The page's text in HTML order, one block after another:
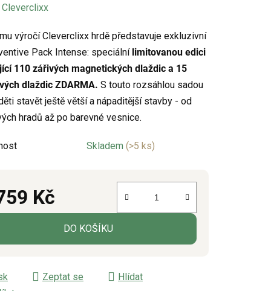
Cleverclixx
výročí Cleverclixx hrdě představuje exkluzivní
Pack Intense: speciální limitovanou edici
110 zářivých magnetických dlaždic a 15
dlaždic ZDARMA. S touto rozsáhlou sadou
stavět ještě větší a nápaditější stavby - od
hradů až po barevné vesnice.
Skladem (>5 ks)
Kč
cena:
DO KOŠÍKU
Zeptat se
Hlídat